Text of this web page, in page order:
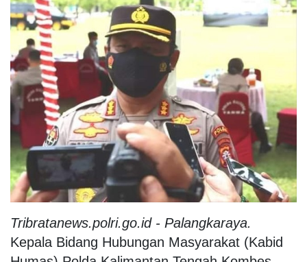
Tribratanews.polri.go.id - Palangkaraya.
Kepala Bidang Hubungan Masyarakat (Kabid